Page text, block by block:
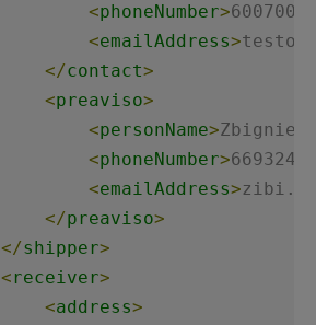
<phoneNumber>
<emailAddress>
</contact>
<preaviso>
<personName>Zbigniew
<phoneNumber>
<emailAddress>
</preaviso>
</shipper>
< receiver>
<address>